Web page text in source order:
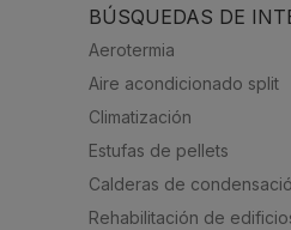
BÚSQUEDAS DE
Aerotermia
Aire acondicionado split
Climatización
Estufas de pellets
Calderas de
Rehabilitación de